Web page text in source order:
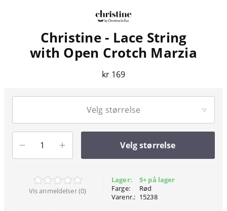
Christine - Lace String
with Open Crotch Marzia
kr 169
Velg størrelse
Velg størrelse
Vis anmeldelser (0)
Lager:
Farge:
Varenr.:
5+ på lager
Rød
15238